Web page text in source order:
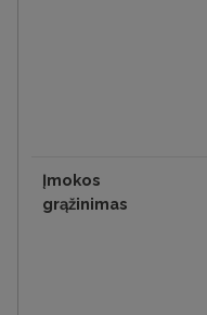
Įmokos
grąžinimas